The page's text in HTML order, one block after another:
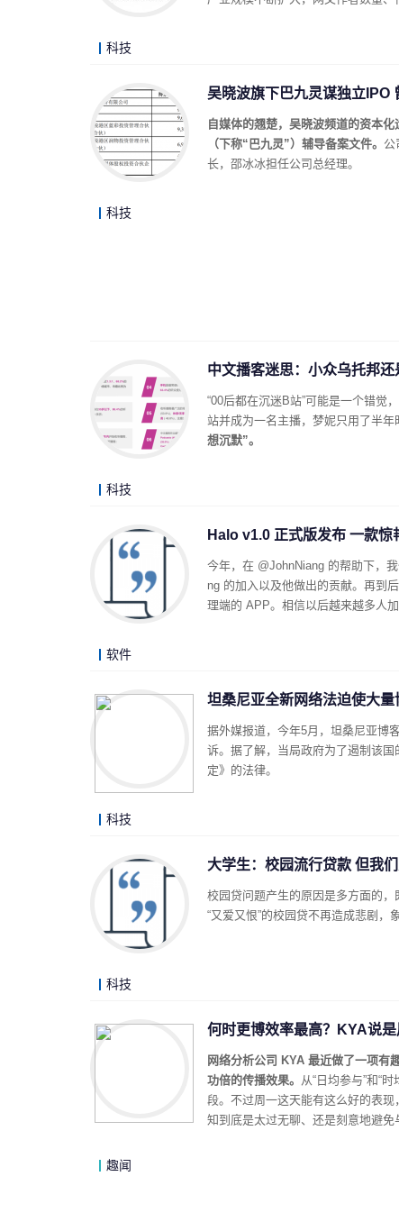
科技
吴晓波旗下巴九灵谋独立IPO
自媒体的翘楚，吴晓波频道的资本
（下称“巴九灵”）辅导备案文件。 公
长，邵冰冰担任公司总经理。
科技
中文播客迷思：小众乌托邦还
“00后都在沉迷B站”可能是一个错觉
站并成为一名主播，梦妮只用了半年
想沉默”。
科技
Halo v1.0 正式版发布 一款惊
今年，在 @JohnNiang 的帮助下，
ng 的加入以及他做出的贡献。再到
理端的 APP。相信以后越来越多人
软件
坦桑尼亚全新网络法迫使大
据外媒报道，今年5月，坦桑尼亚博
诉。据了解，当局政府为了遏制该
定》的法律。
科技
大学生：校园流行贷款 但我
校园贷问题产生的原因是多方面的
“又爱又恨”的校园贷不再造成悲剧，
科技
何时更博效率最高？KYA说
网络分析公司 KYA 最近做了一项有
功倍的传播效果。 从“日均参与”和“
段。不过周一这天能有这么好的表
知到底是太过无聊、还是刻意地避免
趣闻